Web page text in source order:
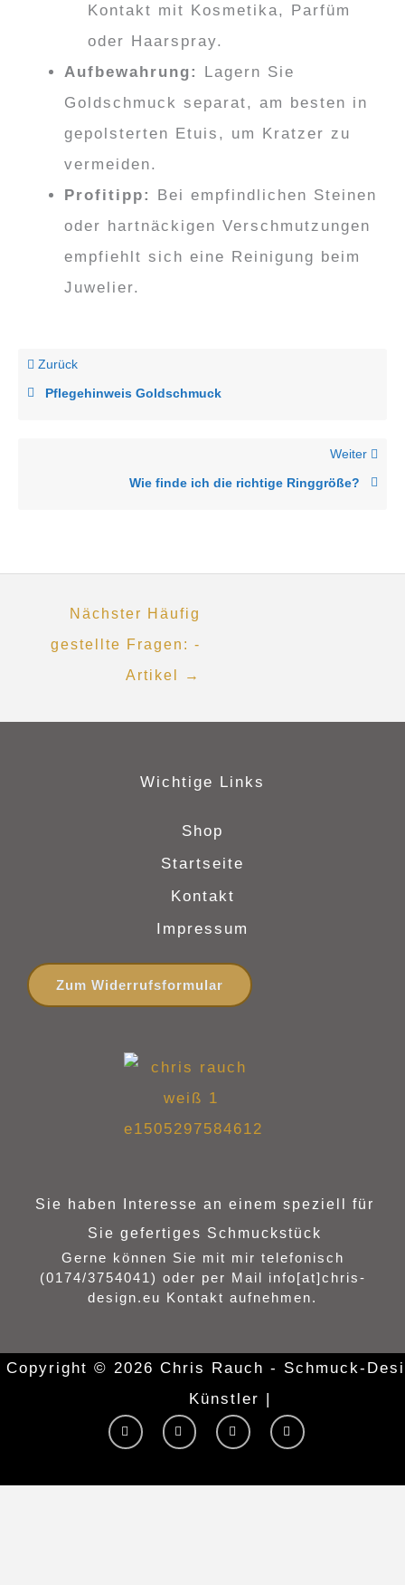
Kontakt mit Kosmetika, Parfüm
oder Haarspray.
Aufbewahrung:
Lagern Sie
Goldschmuck separat, am besten in
gepolsterten Etuis, um Kratzer zu
vermeiden.
Profitipp:
Bei empfindlichen Steinen
oder hartnäckigen Verschmutzungen
empfiehlt sich eine Reinigung beim
Juwelier.
Zurück
Pflegehinweis Goldschmuck
Weiter
Wie finde ich die richtige Ringgröße?
Nächster Häufig
gestellte Fragen: -
Artikel
→
Sie haben Interesse an einem speziell für
Sie gefertiges Schmuckstück
Gerne können Sie mit mir telefonisch
(0174/3754041) oder per Mail info[at]chris-
design.eu Kontakt aufnehmen.
Wichtige Links
Shop
Startseite
Kontakt
Impressum
Zum Widerrufsformular
Copyright © 2026 Chris Rauch - Schmuck-
Künstler |
Y
o
u
b
I
n
s
g
F
a
c
o
T
w
i
e